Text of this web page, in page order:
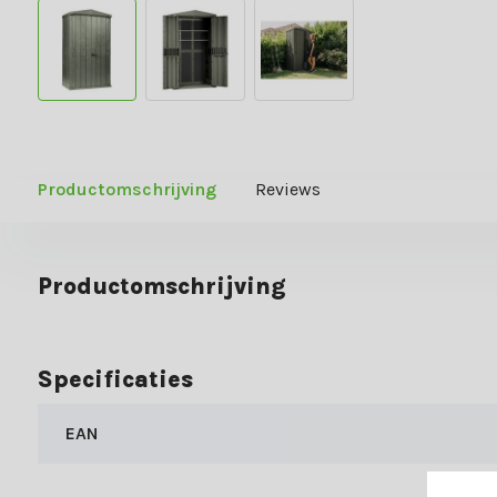
Productomschrijving Reviews
Productomschrijving
Specificaties
EAN